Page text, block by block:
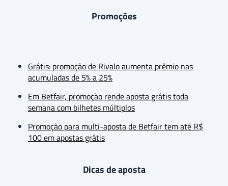
Promoções
Grátis: promoção de Rivalo aumenta prêmio nas
acumuladas de 5% a 25%
Em Betfair, promoção rende aposta grátis toda
semana com bilhetes múltiplos
Promoção para multi-aposta de Betfair tem até R$
100 em apostas grátis
Dicas de aposta